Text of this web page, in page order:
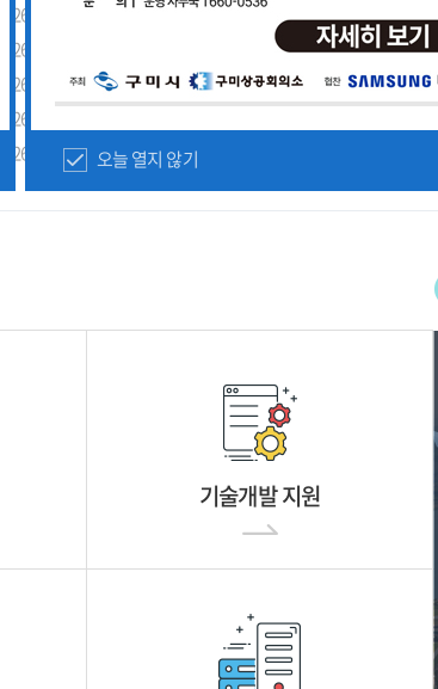
오늘 열지 않기
2026-07-27
2026-07-10
2026-07-08
2026-07-01
2026-06-26
[장애인복지과] 장애인 고용개선 장려금
2026년 구미시 시민안전보험 안내
제5회 Galaxy 사진공모전& 제4회 LG 영
2026년 가족친화기업 인증 신청 안내
기술개발 지원